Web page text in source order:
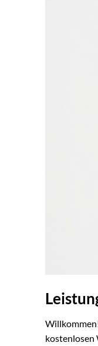
kostenlosen